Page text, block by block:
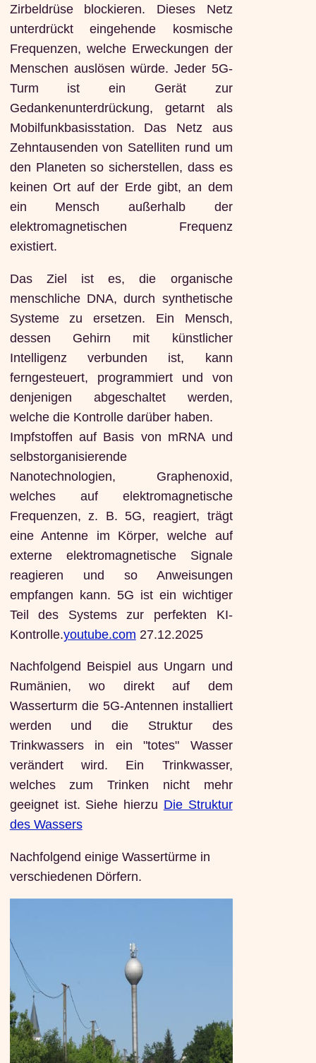
Zirbeldrüse blockieren. Dieses Netz
unterdrückt eingehende kosmische
Frequenzen, welche Erweckungen der
Menschen auslösen würde. Jeder 5G-
Turm ist ein Gerät zur
Gedankenunterdrückung, getarnt als
Mobilfunkbasisstation. Das Netz aus
Zehntausenden von Satelliten rund um
den Planeten so sicherstellen, dass es
keinen Ort auf der Erde gibt, an dem
ein Mensch außerhalb der
elektromagnetischen Frequenz
existiert.
Das Ziel ist es, die organische
menschliche DNA, durch synthetische
Systeme zu ersetzen. Ein Mensch,
dessen Gehirn mit künstlicher
Intelligenz verbunden ist, kann
ferngesteuert, programmiert und von
denjenigen abgeschaltet werden,
welche die Kontrolle darüber haben.
Impfstoffen auf Basis von mRNA und
selbstorganisierende
Nanotechnologien, Graphenoxid,
welches auf elektromagnetische
Frequenzen, z. B. 5G, reagiert, trägt
eine Antenne im Körper, welche auf
externe elektromagnetische Signale
reagieren und so Anweisungen
empfangen kann. 5G ist ein wichtiger
Teil des Systems zur perfekten KI-
Kontrolle.youtube.com 27.12.2025
Nachfolgend Beispiel aus Ungarn und
Rumänien, wo direkt auf dem
Wasserturm die 5G-Antennen installiert
werden und die Struktur des
Trinkwassers in ein "totes" Wasser
verändert wird. Ein Trinkwasser,
welches zum Trinken nicht mehr
geeignet ist. Siehe hierzu Die Struktur
des Wassers
Nachfolgend einige Wassertürme in
verschiedenen Dörfern.